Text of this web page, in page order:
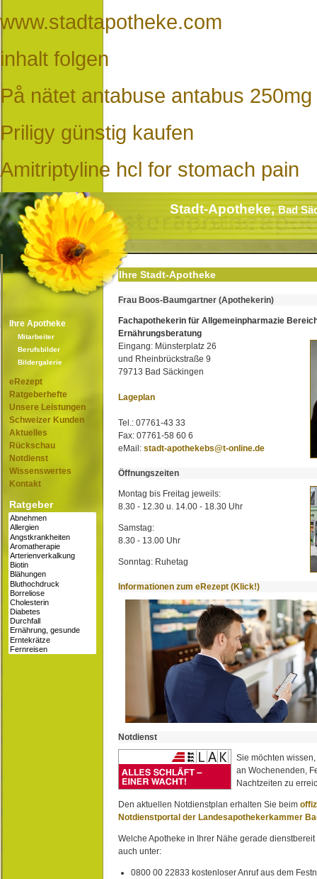
www.stadtapotheke.com
inhalt folgen
På nätet antabuse antabus
Priligy günstig kaufen
Amitriptyline hcl for stomach pain
Stadt-Apotheke,Bad
Ihre Apotheke
Mitarbeiter
Berufsbilder
Bildergalerie
eRezept
Ratgeberhefte
Unsere Leistungen
Schweizer Kunden
Aktuelles
Rückschau
Notdienst
Wissenswertes
Kontakt
Ratgeber
Ihre Stadt-Apotheke
Frau Boos-Baumgartner (Apothekerin)
Fachapothekerin für Allgemeinpharmazie
Ernährungsberatung
Eingang: Münsterplatz 26
und Rheinbrückstraße 9
79713 Bad Säckingen
Lageplan
Tel.: 07761-43 33
Fax: 07761-58 60 6
eMail: stadt-apothekebs@t-online.de
Öffnungszeiten
Montag bis Freitag jeweils:
8.30 - 12.30 u. 14.00 - 18.30 Uhr
Samstag:
8.30 - 13.00 Uhr
Sonntag: Ruhetag
Informationen zum eRezept (Klick!)
Notdienst
Sie möchten
an Wochenenden,
Nachtzeiten zu
Den aktuellen Notdienstplan erhalten Sie beim
Notdienstportal der Landesapothekerkammer
Welche Apotheke in Ihrer Nähe gerade
auch unter:
0800 00 22833 kostenloser Anruf aus dem